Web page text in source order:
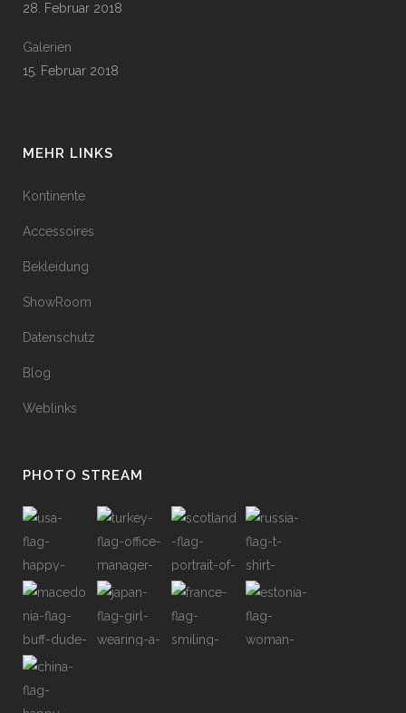
28. Februar 2018
Galerien
15. Februar 2018
MEHR LINKS
Kontinente
Accessoires
Bekleidung
ShowRoom
Datenschutz
Blog
Weblinks
PHOTO STREAM